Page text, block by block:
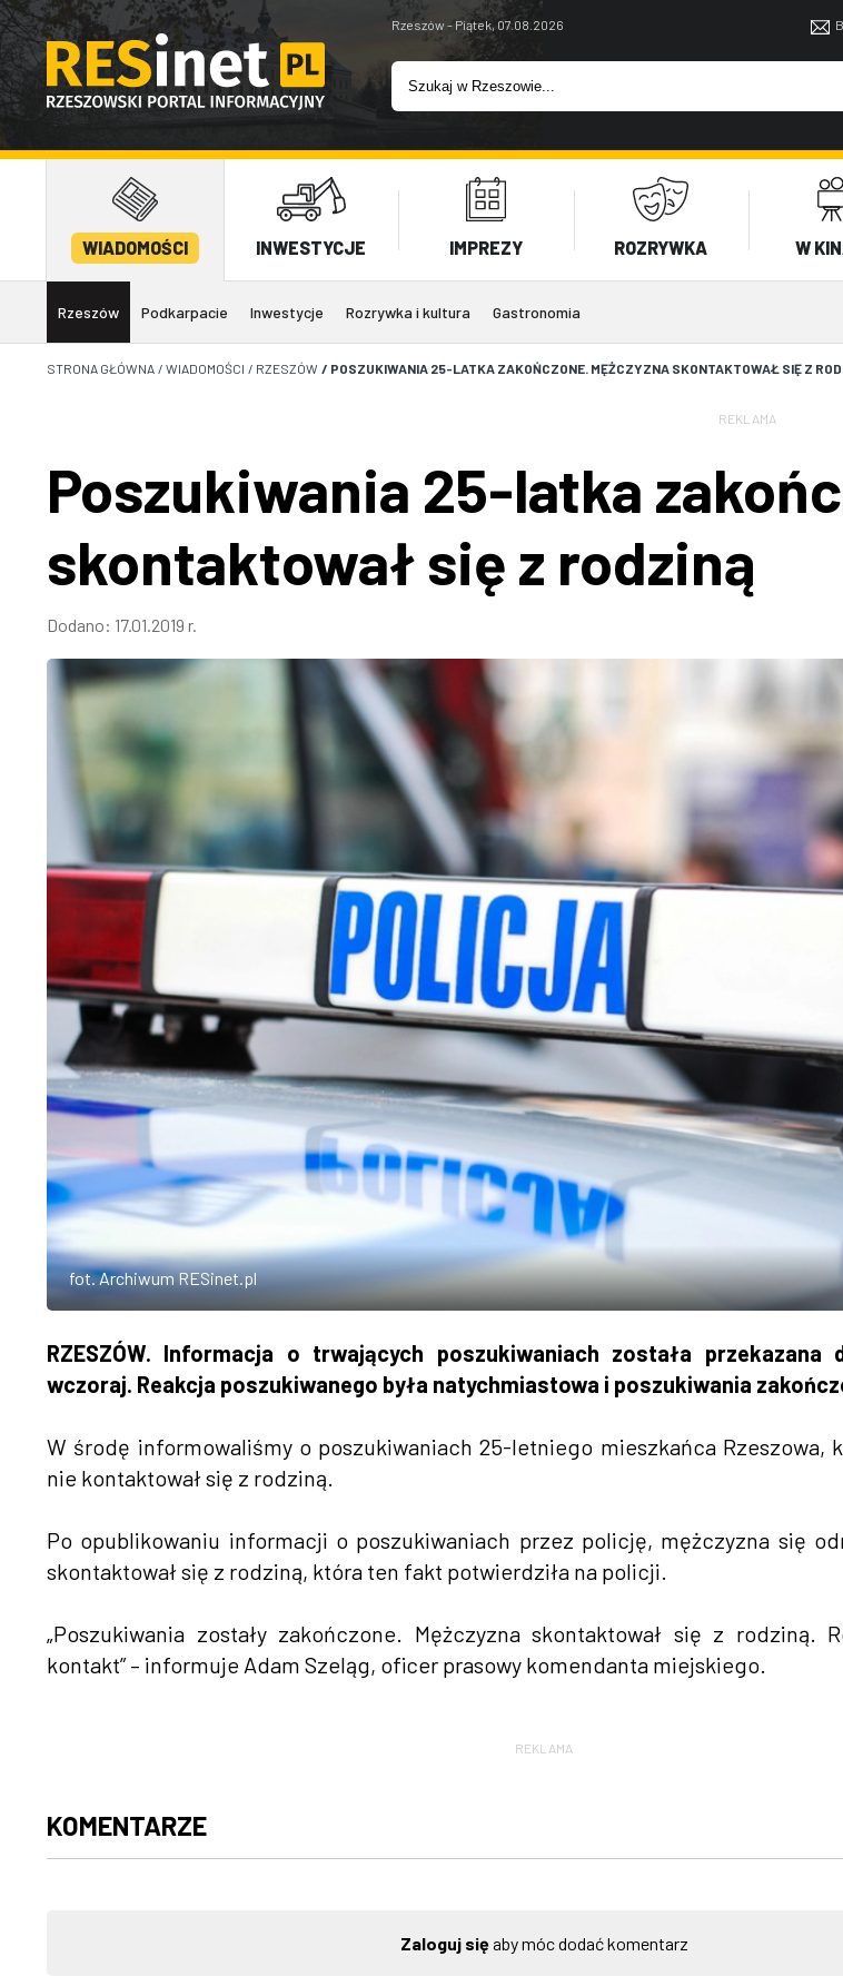
Rzeszów - Piątek, 07.08.2026
WIADOMOŚCI INWESTYCJE IMPREZY ROZRYWKA W
Rzeszów Podkarpacie Inwestycje Rozrywka i kultura Gastronomia
STRONA GŁÓWNA / WIADOMOŚCI / RZESZÓW / POSZUKIWANIA 25-LATKA ZAKOŃCZONE. MĘŻCZYZNA SKONTAKTOWAŁ SIĘ Z
REKLAMA
Poszukiwania 25-latka
skontaktował się z rodziną
Dodano: 17.01.2019 r.
fot. Archiwum RESinet.pl
RZESZÓW. Informacja o trwających poszukiwaniach została przekazana
wczoraj. Reakcja poszukiwanego była natychmiastowa i poszukiwania
W środę informowaliśmy o poszukiwaniach 25-letniego mieszkańca Rzeszowa,
nie kontaktował się z rodziną.
Po opublikowaniu informacji o poszukiwaniach przez policję, mężczyzna się
skontaktował się z rodziną, która ten fakt potwierdziła na policji.
„Poszukiwania zostały zakończone. Mężczyzna skontaktował się z rodziną.
kontakt” – informuje Adam Szeląg, oficer prasowy komendanta miejskiego.
REKLAMA
KOMENTARZE
Zaloguj sięaby móc dodać komentarz